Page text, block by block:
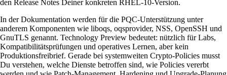
den Release Notes Deiner konkreten RHEL-10-Version.
In der Dokumentation werden für die PQC-Unterstützung unter
anderem Komponenten wie liboqs, oqsprovider, NSS, OpenSSH und
GnuTLS genannt. Technology Preview bedeutet: nützlich für Labs,
Kompatibilitätsprüfungen und operatives Lernen, aber kein
Produktionsfreibrief. Gerade bei systemweiten Crypto-Policies musst
Du verstehen, welche Dienste betroffen sind, wie Policies vererbt